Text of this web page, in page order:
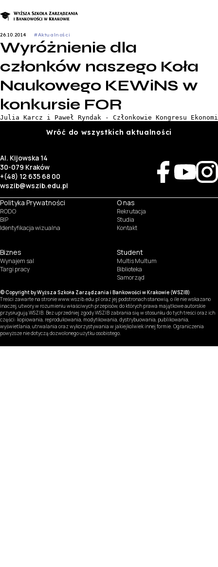
26.10.2014 #Aktualności
Wyróżnienie dla
członków naszego Koła
Naukowego KEWiNS w
konkursie FOR
Julia Karcz i Paweł Ryndak - Członkowie Kongresu
Wróć do wszystkich aktualności
Al. Kijowska 14
30-079 Kraków
+(48) 12 635 68 00
wszib@wszib.edu.pl
Polityka Prywatności
RODO
BIP
Identyfikacja wizualna
O nas
Rekrutacja
Studia
Kontakt
Biznes
Wynajem sal
Targi pracy
Student
Multis Multum
Biblioteka
Samorząd
© Copyright by Wyższa Szkoła Zarządzania i Bankowości w Krakowie (WSZIB)
Treści zawarte na stronie www.wszib.edu.pl oraz jej podstronach stanowią, o ile nie wskazano
inaczej, utwory w rozumieniu właściwych przepisów, do których prawa majątkowe autorskie
przysługują WSZIB. Bez uprzedniej zgody WSZIB zabrania się w stosunku do tych treści oraz ich
części: kopiowania, reprodukowania, modyfikowania, dystrybuowania, publikowania,
wyświetlania, utrwalania oraz wykorzystywania w jakiejkolwiek innej formie. Ograniczenia
powyższe nie dotyczą dozwolonego użytku osobistego.